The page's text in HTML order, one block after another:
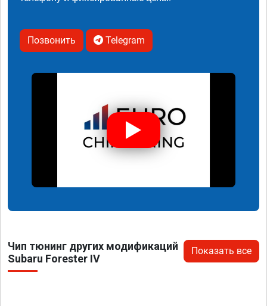
Позвонить Telegram
Чип тюнинг других модификаций
Subaru Forester IV
Показать все